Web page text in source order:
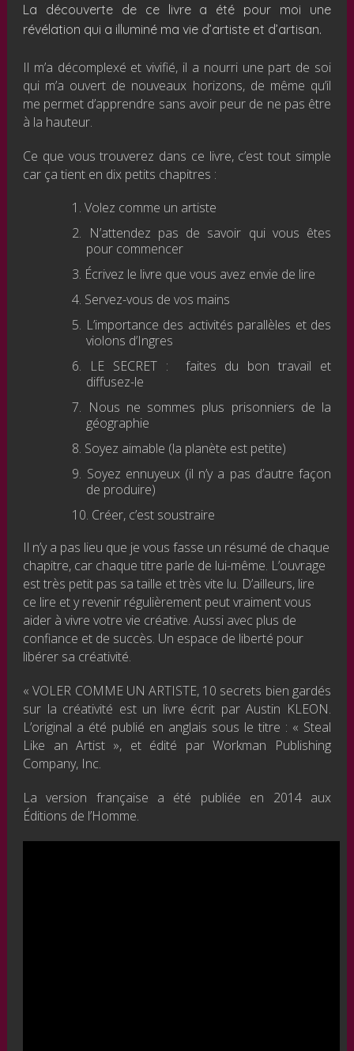
La découverte de ce livre a été pour moi une
révélation qui a illuminé ma vie d’artiste et d’artisan.
Il m’a décomplexé et vivifié, il a nourri une part de soi
qui m’a ouvert de nouveaux horizons, de même qu’il
me permet d’apprendre sans avoir peur de ne pas être
à la hauteur.
Ce que vous trouverez dans ce livre, c’est tout simple
car ça tient en dix petits chapitres :
Volez comme un artiste
N’attendez pas de savoir qui vous êtes
pour commencer
Écrivez le livre que vous avez envie de lire
Servez-vous de vos mains
L’importance des activités parallèles et des
violons d’Ingres
LE SECRET : faites du bon travail et
diffusez-le
Nous ne sommes plus prisonniers de la
géographie
Soyez aimable (la planète est petite)
Soyez ennuyeux (il n’y a pas d’autre façon
de produire)
Créer, c’est soustraire
Il n’y a pas lieu que je vous fasse un résumé de chaque
chapitre, car chaque titre parle de lui-même. L’ouvrage
est très petit pas sa taille et très vite lu. D’ailleurs, lire
ce lire et y revenir régulièrement peut vraiment vous
aider à vivre votre vie créative. Aussi avec plus de
confiance et de succès. Un espace de liberté pour
libérer sa créativité.
« VOLER COMME UN ARTISTE, 10 secrets bien gardés
sur la créativité est un livre écrit par Austin KLEON.
L’original a été publié en anglais sous le titre : « Steal
Like an Artist », et édité par Workman Publishing
Company, Inc.
La version française a été publiée en 2014 aux
Éditions de l’Homme.